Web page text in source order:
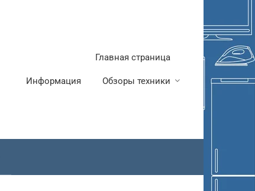
Главная страница
Информация Обзоры техники